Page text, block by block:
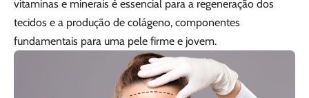
vitaminas e minerais é essencial para a regeneração dos
tecidos e a produção de colágeno, componentes
fundamentais para uma pele firme e jovem.